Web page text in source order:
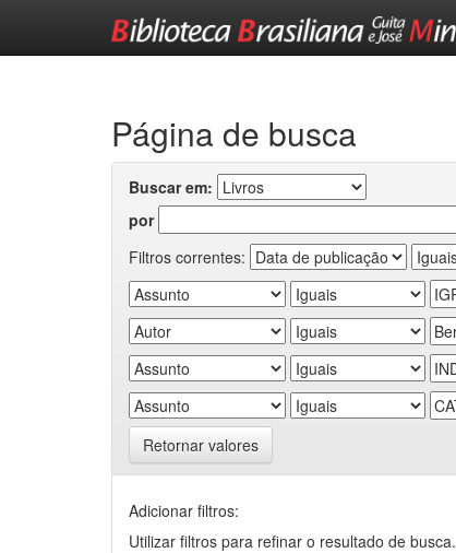
Página de busca
Buscar em:
por
Filtros correntes:
Retornar valores
Adicionar filtros:
Utilizar filtros para refinar o resultado de busca.